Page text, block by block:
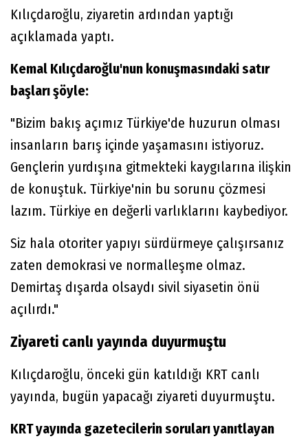
Kılıçdaroğlu, ziyaretin ardından yaptığı
açıklamada yaptı.
Kemal Kılıçdaroğlu'nun konuşmasındaki satır
başları şöyle:
"Bizim bakış açımız Türkiye'de huzurun olması
insanların barış içinde yaşamasını istiyoruz.
Gençlerin yurdışına gitmekteki kaygılarına ilişkin
de konuştuk. Türkiye'nin bu sorunu çözmesi
lazım. Türkiye en değerli varlıklarını kaybediyor.
Siz hala otoriter yapıyı sürdürmeye çalışırsanız
zaten demokrasi ve normalleşme olmaz.
Demirtaş dışarda olsaydı sivil siyasetin önü
açılırdı."
Ziyareti canlı yayında duyurmuştu
Kılıçdaroğlu, önceki gün katıldığı KRT canlı
yayında, bugün yapacağı ziyareti duyurmuştu.
KRT yayında gazetecilerin soruları yanıtlayan